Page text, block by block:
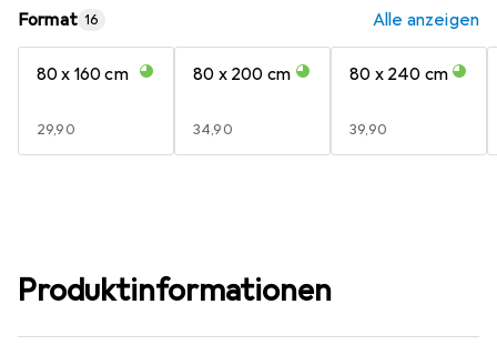
Format 16 Alle anzeigen
80 x 160 cm
EUR
29,90
80 x 200 cm
EUR
34,90
80 x 240 cm
EUR
39,90
Produktinformationen